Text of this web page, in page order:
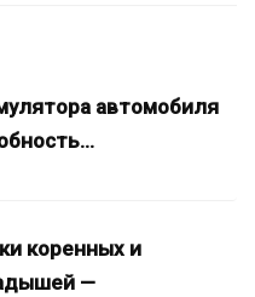
автомобиля
коренных и
—